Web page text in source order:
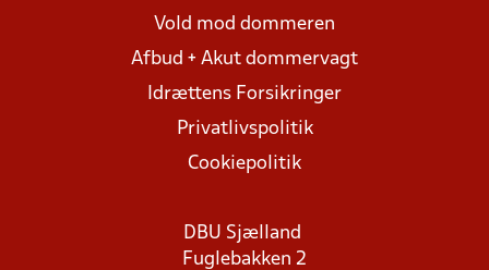
Vold mod dommeren
Afbud + Akut dommervagt
Idrættens Forsikringer
Privatlivspolitik
Cookiepolitik
DBU Sjælland
Fuglebakken 2